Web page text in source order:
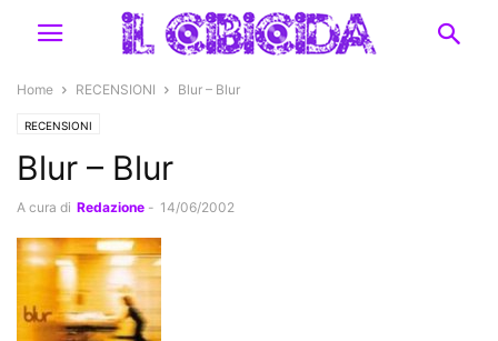
Home RECENSIONI Blur – Blur
RECENSIONI
Blur – Blur
A cura di Redazione - 14/06/2002